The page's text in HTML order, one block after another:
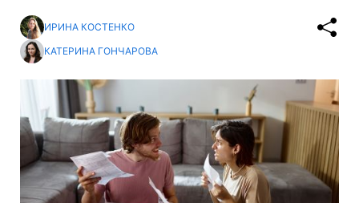
ИРИНА КОСТЕНКО
КАТЕРИНА ГОНЧАРОВА